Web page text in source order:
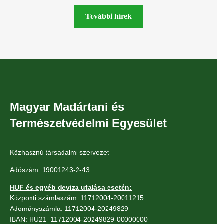
További hírek
Magyar Madártani és
Természetvédelmi Egyesület
Közhasznú társadalmi szervezet
Adószám: 19001243-2-43
HUF és egyéb deviza utalása esetén:
Központi számlaszám: 11712004-20011215
Adományszámla: 11712004-20249829
IBAN: HU21 11712004-20249829-00000000